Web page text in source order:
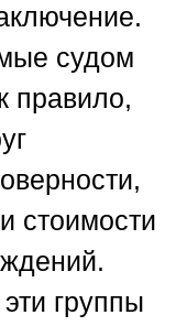
судом
правило,
стоимости
группы